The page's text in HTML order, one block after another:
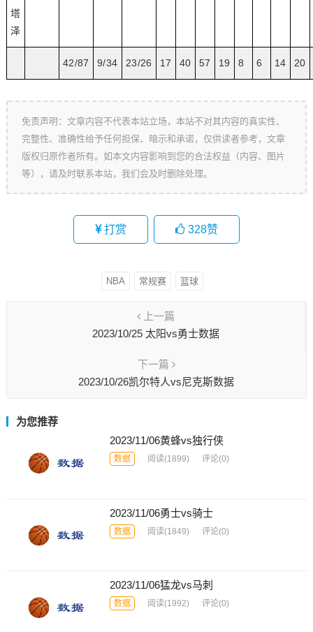
塔
泽
42/87 9/34 23/26 17 40 57 19 8 6 14 20
免责声明：文章内容不代表本站立场，本站不对其内容的真实性、
完整性、准确性给予任何担保、暗示和承诺，仅供读者参考，文章
版权归原作者所有。如本文内容影响到您的合法权益（内容、图片
等），请及时联系本站，我们会及时删除处理。
打赏 328赞
NBA 常规赛 篮球
上一篇
2023/10/25 太阳vs勇士数据
下一篇
2023/10/26凯尔特人vs尼克斯数据
为您推荐
2023/11/06黄蜂vs独行侠
数据 阅读(1899) 评论(0)
2023/11/06勇士vs骑士
数据 阅读(1849) 评论(0)
2023/11/06猛龙vs马刺
数据 阅读(1992) 评论(0)